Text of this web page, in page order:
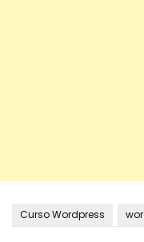
Curso Wordpress